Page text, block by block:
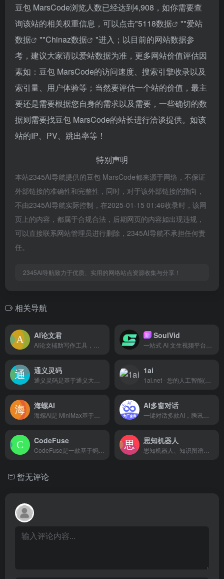
豆包 MarsCode浏览人数已经达到4,908，如你需要查
询该站的相关权重信息，可以点击"5118数据 ""爱站
数据
""Chinaz数据
"进入；以目前的网站数据参
考，建议大家请以爱站数据为准，更多网站价值评估因
素如：豆包 MarsCode的访问速度、搜索引擎收录以及
索引量、用户体验等；当然要评估一个站的价值，最主
要还是需要根据您自身的需求以及需要，一些确切的数
据则需要找豆包 MarsCode的站长进行洽谈提供。如该
站的IP、PV、跳出率等！
特别声明
本站2345AI导航提供的豆包 MarsCode都来源于网络，不保证
外部链接的准确性和完整性，同时，对于该外部链接的指向，
不由2345AI导航实际控制，在2025-01-15 01:46收录时，该网
页上的内容，都属于合规合法，后期网页的内容如出现违规，
可以直接联系网站管理员进行删除，2345AI导航不承担任何责
任。
2345AI导航致力于优质、实用的网络站点资源收集与分享！
相关导航
AI论文君 新 SoulVid
通义灵码 1ai
海螺AI AI多窗对话
CodeFuse 思知机器人
暂无评论